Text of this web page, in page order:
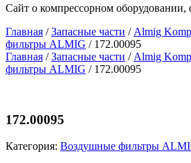
Сайт о компрессорном оборудовании,
Главная /Запасные части / Almig
фильтры ALMIG / 172.00095
Главная /Запасные части / Almig
фильтры ALMIG / 172.00095
172.00095
Категория: Воздушные фильтры